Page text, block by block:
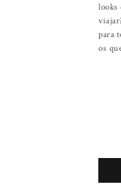
looks
para
os